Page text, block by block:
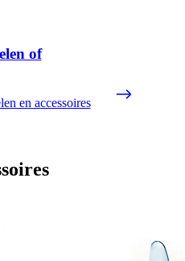
of
en accessoires